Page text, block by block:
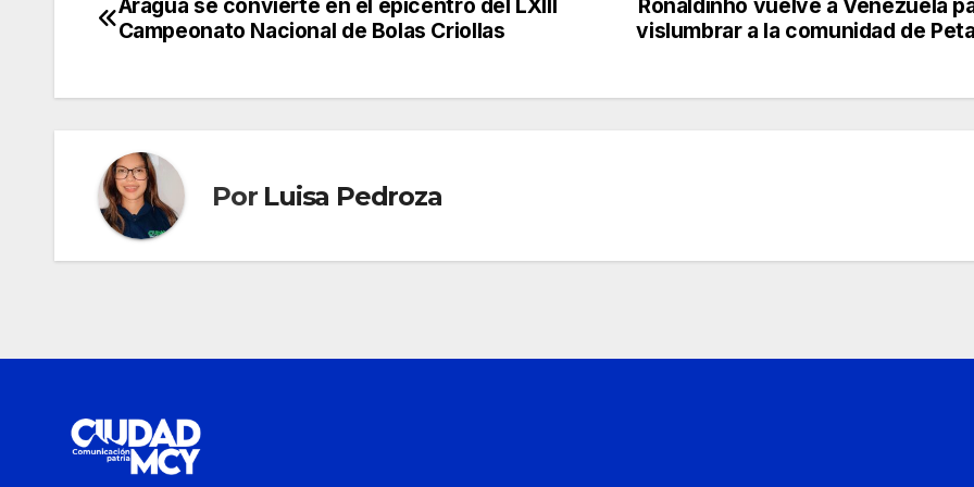
Navegación
entradas
Ronaldinho vuelve a Venezuela
vislumbrar a la comunidad de
Aragua se convierte en el epicentro del LXIII
Campeonato Nacional de Bolas Criollas
Por Luisa Pedroza